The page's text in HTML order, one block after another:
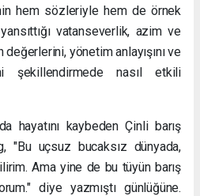
hem sözleriyle hem de örnek
vatanseverlik, azim ve
değerlerini, yönetim anlayışını ve
şekillendirmede nasıl etkili
hayatını kaybeden Çinli barış
"Bu uçsuz bucaksız dünyada,
Ama yine de bu tüyün barış
diye yazmıştı günlüğüne.